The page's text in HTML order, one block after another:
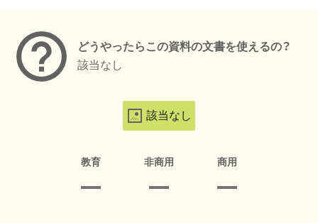
どうやったらこの資料の文書を使えるの？
該当なし
該当なし
教育 非商用 商用